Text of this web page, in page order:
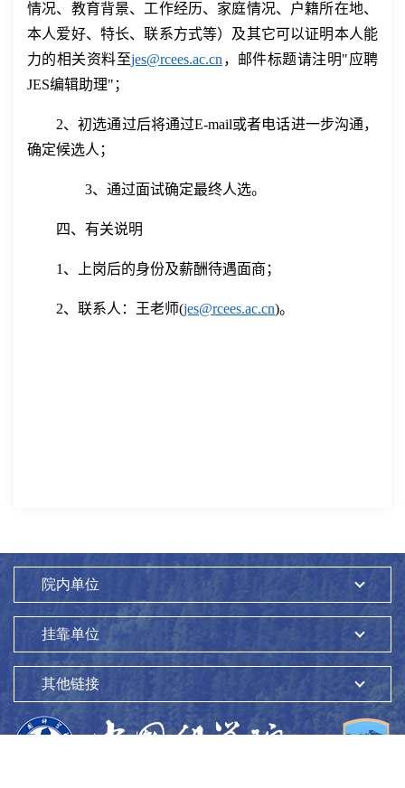
情况、教育背景、工作经历、家庭情况、户籍所在地、
本人爱好、特长、联系方式等）及其它可以证明本人能
力的相关资料至jes@rcees.ac.cn ， 邮件标题请注明"应聘
JES编辑助理" ；
2、初选通过后将通过E-mail或者电话进一步沟通，
确定候选人 ；
3、 通过面试确定最终人选。
四、有关说明
1 、 上岗后的身份及薪酬待遇面商；
2、 联系人： 王老师(jes@rcees.ac.cn)。
院内单位
挂靠单位
其他链接